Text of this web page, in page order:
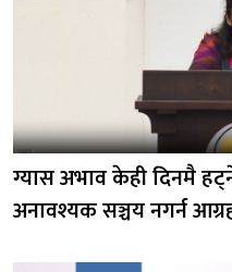
ग्यास अभाव केही दिनमै
अनावश्यक सञ्चय नगर्न